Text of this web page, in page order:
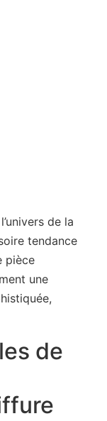
de la
tendance
pièce
une
de